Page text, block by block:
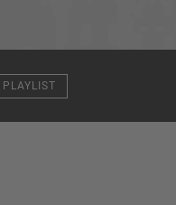
PLAYLIST